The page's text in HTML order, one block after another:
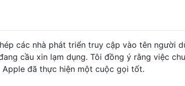
các nhà phát triển truy cập vào tên người
cầu xin lạm dụng. Tôi đồng ý rằng việc
đã thực hiện một cuộc gọi tốt.